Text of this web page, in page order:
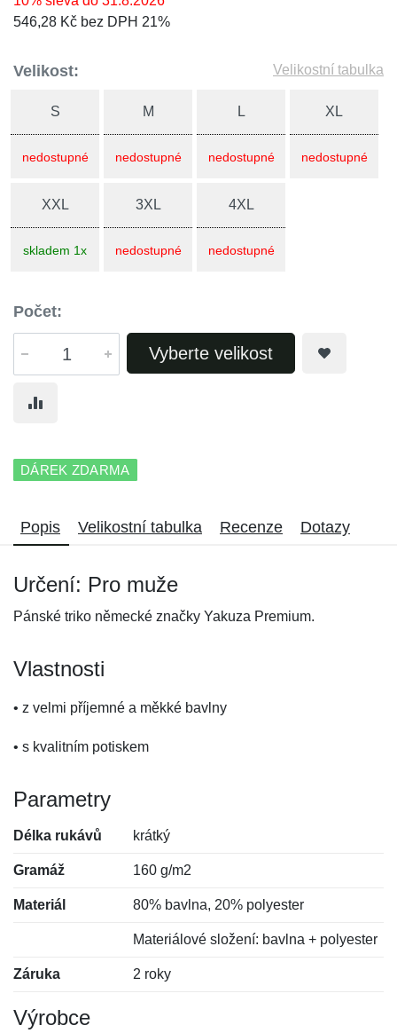
546,28 Kč bez DPH 21%
Velikost: Velikostní tabulka
S
nedostupné
M
nedostupné
L
nedostupné
XL
nedostupné
XXL
skladem 1x
3XL
nedostupné
4XL
nedostupné
Počet:
Vyberte velikost
DÁREK ZDARMA
Popis Velikostní tabulka Recenze Dotazy
Určení: Pro muže
Pánské triko německé značky Yakuza Premium.
Vlastnosti
• z velmi příjemné a měkké bavlny
• s kvalitním potiskem
Parametry
Délka rukávů krátký
Gramáž 160 g/m2
Materiál 80% bavlna, 20% polyester
Materiálové složení: bavlna + polyester
Záruka 2 roky
Výrobce